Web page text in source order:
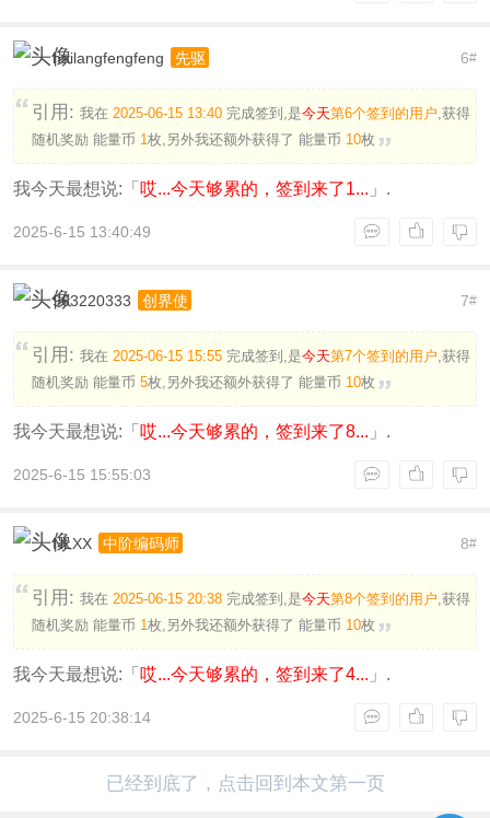
6#
hailangfengfeng 先驱
引用: 我在 2025-06-15 13:40完成签到,是今天第6个签到的用户,获得
随机奖励 能量币 1枚,另外我还额外获得了 能量币 10枚
我今天最想说:「 哎...今天够累的，签到来了1... 」.
2025-6-15 13:40:49
7#
963220333 创界使
引用: 我在 2025-06-15 15:55完成签到,是今天第7个签到的用户,获得
随机奖励 能量币 5枚,另外我还额外获得了 能量币 10枚
我今天最想说:「 哎...今天够累的，签到来了8... 」.
2025-6-15 15:55:03
8#
NLXX 中阶编码师
引用: 我在 2025-06-15 20:38完成签到,是今天第8个签到的用户,获得
随机奖励 能量币 1枚,另外我还额外获得了 能量币 10枚
我今天最想说:「 哎...今天够累的，签到来了4... 」.
2025-6-15 20:38:14
已经到底了，点击回到本文第一页